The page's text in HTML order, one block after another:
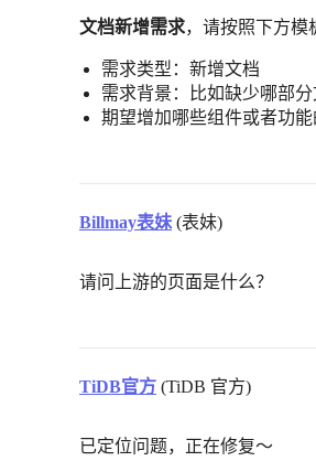
文档新增需求，请按照下方模
需求类型：新增文档
需求背景：比如缺少哪部
期望增加哪些组件或者功
Billmay表妹 (表妹)
请问上游的页面是什么？
TiDB官方 (TiDB 官方)
已定位问题，正在修复～